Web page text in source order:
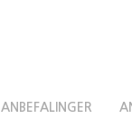
ANBEFALINGER